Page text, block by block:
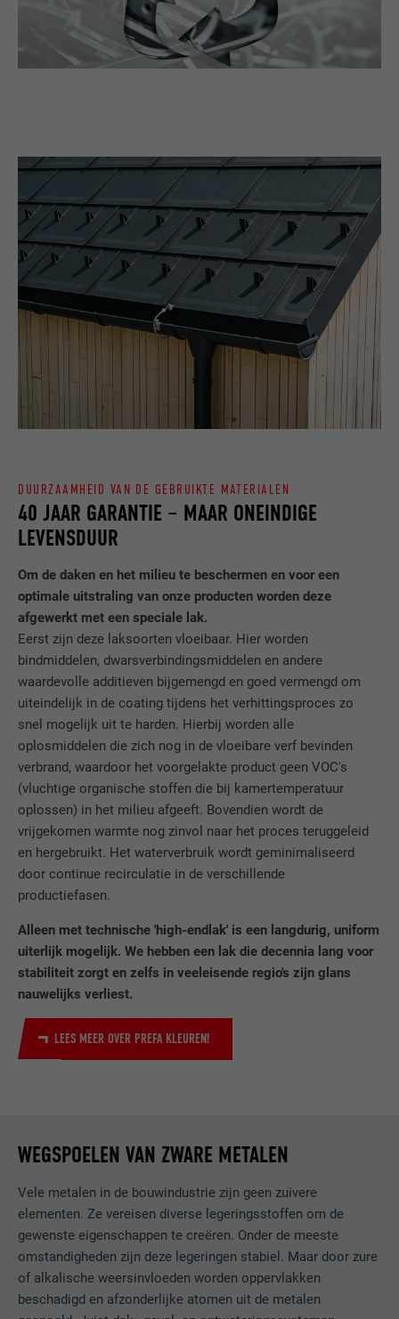
40 JAAR GARANTIE – MAAR ONEINDIGE
LEVENSDUUR
DUURZAAMHEID VAN DE GEBRUIKTE MATERIALEN
Om de daken en het milieu te beschermen en voor een
optimale uitstraling van onze producten worden deze
afgewerkt met een speciale lak.
Eerst zijn deze laksoorten vloeibaar. Hier worden
bindmiddelen, dwarsverbindingsmiddelen en andere
waardevolle additieven bijgemengd en goed vermengd om
uiteindelijk in de coating tijdens het verhittingsproces zo
snel mogelijk uit te harden. Hierbij worden alle
oplosmiddelen die zich nog in de vloeibare verf bevinden
verbrand, waardoor het voorgelakte product geen VOC's
(vluchtige organische stoffen die bij kamertemperatuur
oplossen) in het milieu afgeeft. Bovendien wordt de
vrijgekomen warmte nog zinvol naar het proces teruggeleid
en hergebruikt. Het waterverbruik wordt geminimaliseerd
door continue recirculatie in de verschillende
productiefasen.
Alleen met technische 'high-endlak' is een langdurig, uniform
uiterlijk mogelijk. We hebben een lak die decennia lang voor
stabiliteit zorgt en zelfs in veeleisende regio's zijn glans
nauwelijks verliest.
LEES MEER OVER PREFA KLEUREN!
WEGSPOELEN VAN ZWARE METALEN
Vele metalen in de bouwindustrie zijn geen zuivere
elementen. Ze vereisen diverse legeringsstoffen om de
gewenste eigenschappen te creëren. Onder de meeste
omstandigheden zijn deze legeringen stabiel. Maar door zure
of alkalische weersinvloeden worden oppervlakken
beschadigd en afzonderlijke atomen uit de metalen
Browser ID-cookie
VERVALTIJD 3 maanden
Browser ID-cookie
NAAM GPS
AANBIEDER YouTube
1 dag
Registreert een eenduidige ID op mobiele
geografische GPS-locatie mogelijk te
NAAM VISITOR_INFO1_LIVE
AANBIEDER
VERVALTIJD 179 dagen
DOEL YouTube-bandbreedtemeting
NAAM YSC
AANBIEDER YouTube
VERVALTIJD Sessie
DOEL
Wordt door YouTube (Google) gebruikt om
gebruikersinstellingen op te slaan en voor
andere niet-vermelde doeleinden
NAAM
AANBIEDER Google AdSense
VERVALTIJD 3 maanden
DOEL
Wordt door Google AdSense gebruikt om
te experimenteren met reclame-efficiëntie
op websites die de diensten daarvan
VERVALTIJD 1 jaar
DOEL
Deze cookie bevat een eenduidige UUID
om op meerdere website acties te
groeperen wanneer de gebruiker niet